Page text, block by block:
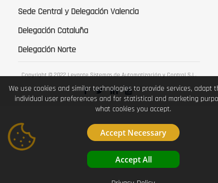
Sede Central y Delegación Valencia
Delegación Cataluña
Delegación Norte
Copyright © 2022 Levante Sistemas de Automatización y Control S.L.
We use cookies and similar technologies to provide services, adapt
individual user preferences and for statistical and marketing
what cookies you accept.
Accept Necessary
Accept All